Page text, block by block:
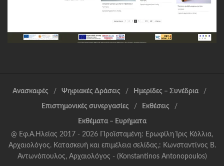
Ανασκαφές Ψηφιακές Δράσεις Ημερίδες – Συνέδρια
Επιστημονικές συνεργασίες Εκθέσεις
Εκθέματα – Ευρήματα
@ Εφ.Α.Ηλείας 2017 - 2026 Προϊσταμένη: Ερωφίλη Ίρις Κόλλια,
Αρχαιολόγος. Κατασκευή και επιμέλεια σελίδας,: Κωνσταντίνος Β.
Αντωνόπουλος, Αρχαιολόγος - (Konstantinos Antonopoulos)